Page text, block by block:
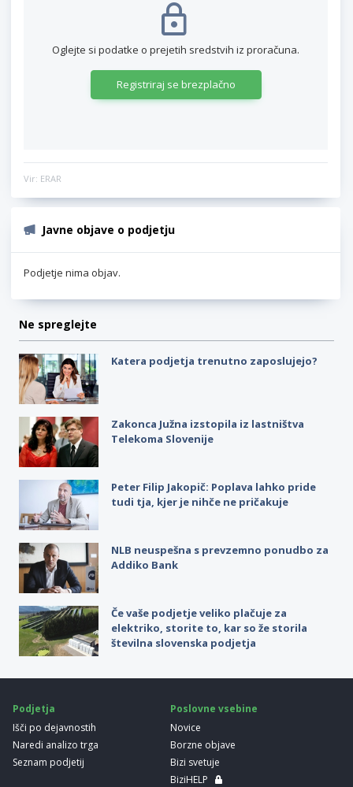
Oglejte si podatke o prejetih sredstvih iz proračuna.
Registriraj se brezplačno
Vir: ERAR
Javne objave o podjetju
Podjetje nima objav.
Ne spreglejte
Katera podjetja trenutno zaposlujejo?
Zakonca Južna izstopila iz lastništva
Telekoma Slovenije
Peter Filip Jakopič: Poplava lahko pride
tudi tja, kjer je nihče ne pričakuje
NLB neuspešna s prevzemno ponudbo za
Addiko Bank
Če vaše podjetje veliko plačuje za
elektriko, storite to, kar so že storila
številna slovenska podjetja
Podjetja
Išči po dejavnostih
Naredi analizo trga
Seznam podjetij
Poslovne vsebine
Novice
Borzne objave
Bizi svetuje
BiziHELP